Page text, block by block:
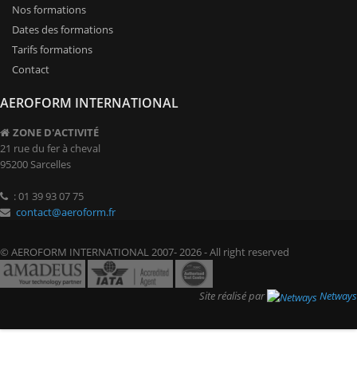
Nos formations
Dates des formations
Tarifs formations
Contact
AEROFORM INTERNATIONAL
ZONE D'ACTIVITÉ
21 rue du fer à cheval
95200 Sarcelles
: 01 39 93 07 75
contact@aeroform.fr
© AEROFORM INTERNATIONAL 2007- 2026 - All right reserved
Site réalisé par Netways